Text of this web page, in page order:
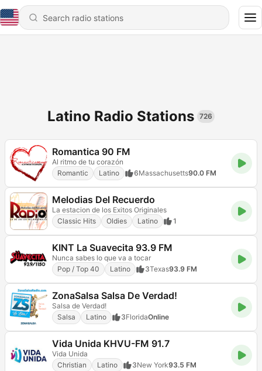
Latino Radio Stations 726
Romantica 90 FM
Al ritmo de tu corazón
Romantic
Latino 6Massachusetts90.0 FM
Melodias Del Recuerdo
La estacion de los Exitos Originales
Classic Hits
Oldies Latino 1
KINT La Suavecita 93.9 FM
Nunca sabes lo que va a tocar
Pop / Top 40
Latino 3Texas93.9 FM
ZonaSalsa Salsa De Verdad!
Salsa de Verdad!
Salsa
Latino 3FloridaOnline
Vida Unida KHVU-FM 91.7
Vida Unida
Christian
Latino 3New York93.5 FM